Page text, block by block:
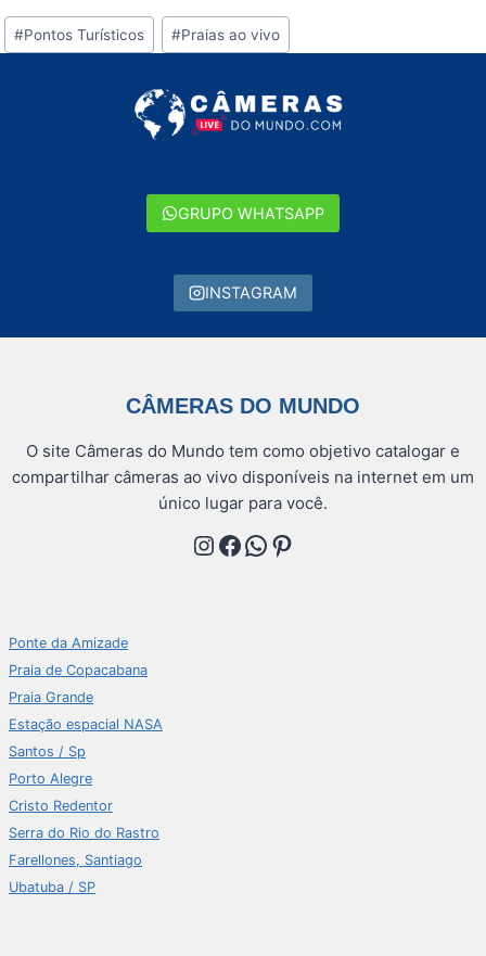
Tags
do
#Pontos Turísticos #Praias ao vivo
GRUPO WHATSAPP
INSTAGRAM
CÂMERAS DO MUNDO
O site Câmeras do Mundo tem como objetivo catalogar e
compartilhar câmeras ao vivo disponíveis na internet em um
único lugar para você.
Instagram
Facebook
WhatsApp
Pinterest
Ponte da Amizade
Praia de Copacabana
Praia Grande
Estação espacial NASA
Santos / Sp
Porto Alegre
Cristo Redentor
Serra do Rio do Rastro
Farellones, Santiago
Ubatuba / SP